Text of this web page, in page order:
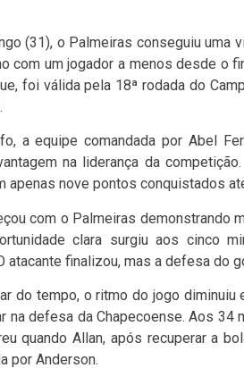
(31), o Palmeiras conseguiu uma
com um jogador a menos desde o
foi válida pela 18ª rodada do
a equipe comandada por Abel
na liderança da
apenas nove pontos conquistados
com o Palmeiras demonstrando
clara surgiu aos cinco
atacante finalizou, mas a defesa do
do tempo, o ritmo do jogo
na defesa da Chapecoense. Aos
quando Allan, após recuperar a
por Anderson.